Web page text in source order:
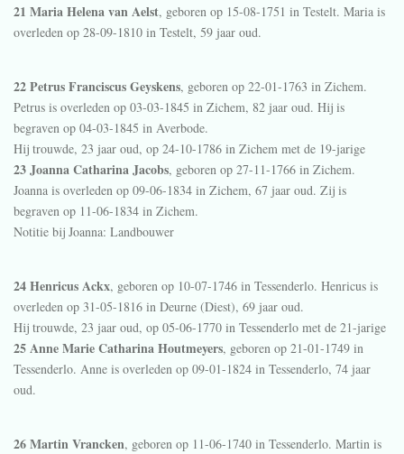
21 Maria Helena van Aelst, geboren op 15-08-1751 in Testelt. Maria is
overleden op 28-09-1810 in Testelt, 59 jaar oud.
22 Petrus Franciscus Geyskens, geboren op 22-01-1763 in Zichem.
Petrus is overleden op 03-03-1845 in Zichem, 82 jaar oud. Hij is
begraven op 04-03-1845 in Averbode.
Hij trouwde, 23 jaar oud, op 24-10-1786 in Zichem met de 19-jarige
23 Joanna Catharina Jacobs, geboren op 27-11-1766 in Zichem.
Joanna is overleden op 09-06-1834 in Zichem, 67 jaar oud. Zij is
begraven op 11-06-1834 in Zichem.
Notitie bij Joanna: Landbouwer
24 Henricus Ackx, geboren op 10-07-1746 in Tessenderlo. Henricus is
overleden op 31-05-1816 in Deurne (Diest), 69 jaar oud.
Hij trouwde, 23 jaar oud, op 05-06-1770 in Tessenderlo met de 21-jarige
25 Anne Marie Catharina Houtmeyers, geboren op 21-01-1749 in
Tessenderlo. Anne is overleden op 09-01-1824 in Tessenderlo, 74 jaar
oud.
26 Martin Vrancken, geboren op 11-06-1740 in Tessenderlo. Martin is